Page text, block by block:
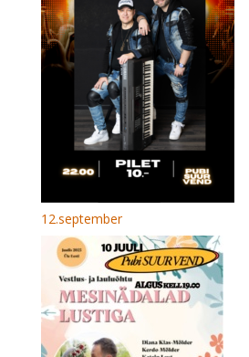
12.september